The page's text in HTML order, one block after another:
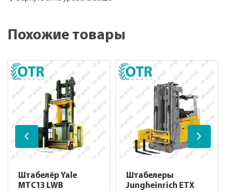
Похожие товары
Штабелёр Yale
MTC13 LWB
Штабелеры
Jungheinrich ETX